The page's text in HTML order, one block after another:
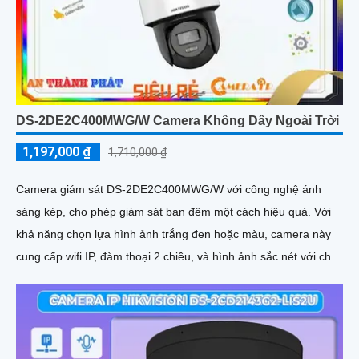
DS-2DE2C400MWG/W Camera Không Dây Ngoài Trời
1,197,000 ₫ 1,710,000 ₫
Camera giám sát DS-2DE2C400MWG/W với công nghệ ánh
sáng kép, cho phép giám sát ban đêm một cách hiệu quả. Với
khả năng chọn lựa hình ảnh trắng đen hoặc màu, camera này
cung cấp wifi IP, đàm thoại 2 chiều, và hình ảnh sắc nét với chip